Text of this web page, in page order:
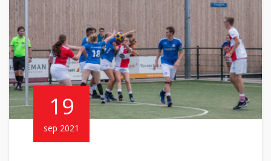
19
sep 2021